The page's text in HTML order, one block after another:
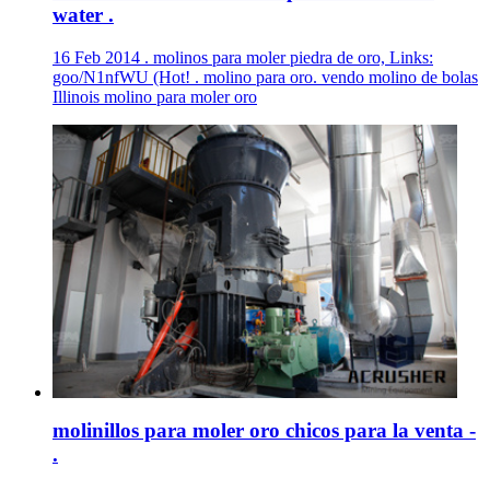
water .
16 Feb 2014 . molinos para moler piedra de oro, Links:
goo/N1nfWU (Hot! . molino para oro. vendo molino de bolas
Illinois molino para moler oro
molinillos para moler oro chicos para la venta -
.